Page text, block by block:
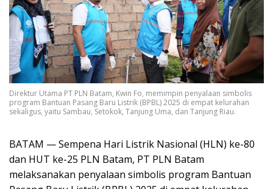
Direktur Utama PT PLN Batam, Kwin Fo, memimpin penyalaan simbolis
program Bantuan Pasang Baru Listrik (BPBL) 2025 di empat kelurahan
sekaligus, yaitu Sambau, Setokok, Tanjung Uma, dan Tanjung Riau.
BATAM — Sempena Hari Listrik Nasional (HLN) ke-80
dan HUT ke-25 PLN Batam, PT PLN Batam
melaksanakan penyalaan simbolis program Bantuan